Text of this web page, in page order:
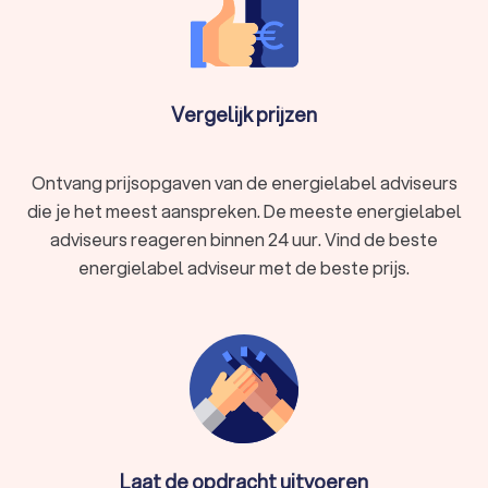
Vergelijk prijzen
Ontvang prijsopgaven van de energielabel adviseurs
die je het meest aanspreken. De meeste energielabel
adviseurs reageren binnen 24 uur. Vind de beste
energielabel adviseur met de beste prijs.
Laat de opdracht uitvoeren